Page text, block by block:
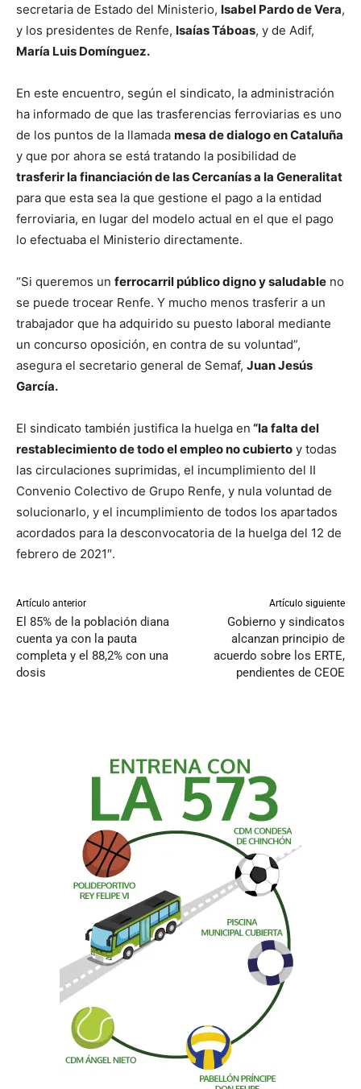
secretaria de Estado del Ministerio, Isabel Pardo de Vera,
y los presidentes de Renfe, Isaías Táboas, y de Adif,
María Luis Domínguez.
En este encuentro, según el sindicato, la administración
ha informado de que las trasferencias ferroviarias es uno
de los puntos de la llamada mesa de dialogo en Cataluña
y que por ahora se está tratando la posibilidad de
trasferir la financiación de las Cercanías a la Generalitat
para que esta sea la que gestione el pago a la entidad
ferroviaria, en lugar del modelo actual en el que el pago
lo efectuaba el Ministerio directamente.
“Si queremos un ferrocarril público digno y saludable no
se puede trocear Renfe. Y mucho menos trasferir a un
trabajador que ha adquirido su puesto laboral mediante
un concurso oposición, en contra de su voluntad”,
asegura el secretario general de Semaf, Juan Jesús
García.
El sindicato también justifica la huelga en “la falta del
restablecimiento de todo el empleo no cubierto y todas
las circulaciones suprimidas, el incumplimiento del II
Convenio Colectivo de Grupo Renfe, y nula voluntad de
solucionarlo, y el incumplimiento de todos los apartados
acordados para la desconvocatoria de la huelga del 12 de
febrero de 2021″.
Artículo anterior
El 85% de la población diana
cuenta ya con la pauta
completa y el 88,2% con una
dosis
Artículo siguiente
Gobierno y sindicatos
alcanzan principio de
acuerdo sobre los ERTE,
pendientes de CEOE